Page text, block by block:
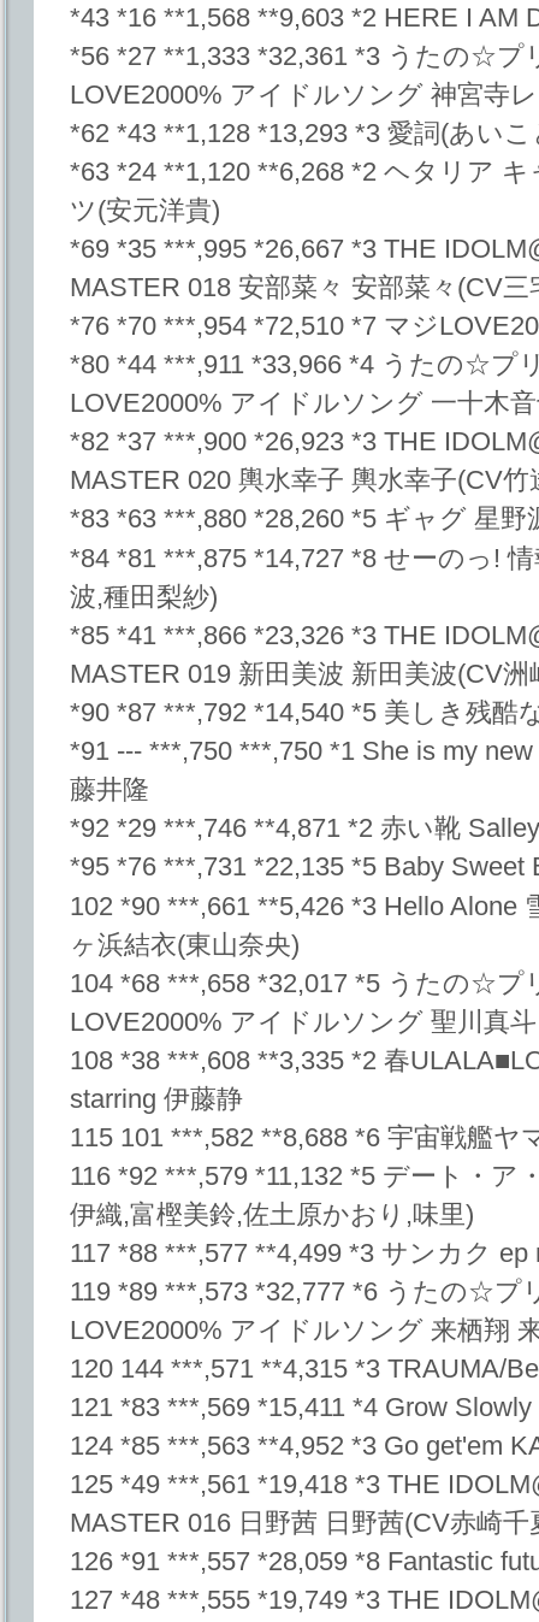
*43 *16 **1,568 **9,603 *2 HERE I AM
*56 *27 **1,333 *32,361 *3 うたの☆プ
LOVE2000% アイドルソング 神宮寺
*62 *43 **1,128 *13,293 *3 愛詞(あい
*63 *24 **1,120 **6,268 *2 ヘタリア
ツ(安元洋貴)
*69 *35 ***,995 *26,667 *3 THE
MASTER 018 安部菜々 安部菜々(CV三
*76 *70 ***,954 *72,510 *7 マジ
*80 *44 ***,911 *33,966 *4 うたの☆プ
LOVE2000% アイドルソング 一十木
*82 *37 ***,900 *26,923 *3 THE
MASTER 020 輿水幸子 輿水幸子(CV竹
*83 *63 ***,880 *28,260 *5 ギャグ 星野
*84 *81 ***,875 *14,727 *8 せーのっ!
波,種田梨紗)
*85 *41 ***,866 *23,326 *3 THE
MASTER 019 新田美波 新田美波(CV洲
*90 *87 ***,792 *14,540 *5 美しき残酷
*91 --- ***,750 ***,750 *1 She is my
藤井隆
*92 *29 ***,746 **4,871 *2 赤い靴 Salley
*95 *76 ***,731 *22,135 *5 Baby Sweet
102 *90 ***,661 **5,426 *3 Hello Alone
ヶ浜結衣(東山奈央)
104 *68 ***,658 *32,017 *5 うたの☆プ
LOVE2000% アイドルソング 聖川真
108 *38 ***,608 **3,335 *2 春
starring 伊藤静
115 101 ***,582 **8,688 *6 宇宙戦艦ヤ
116 *92 ***,579 *11,132 *5 デート・ア
伊織,富樫美鈴,佐土原かおり,味里)
117 *88 ***,577 **4,499 *3 サンカク ep
119 *89 ***,573 *32,777 *6 うたの☆プ
LOVE2000% アイドルソング 来栖翔
120 144 ***,571 **4,315 *3 TRAUMA/
121 *83 ***,569 *15,411 *4 Grow
124 *85 ***,563 **4,952 *3 Go get'em
125 *49 ***,561 *19,418 *3 THE
MASTER 016 日野茜 日野茜(CV赤崎千
126 *91 ***,557 *28,059 *8 Fantastic
127 *48 ***,555 *19,749 *3 THE